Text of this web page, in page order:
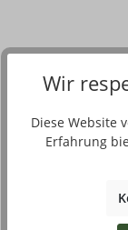
Der kleine
Mehr
Wir
Diese Website
Erfahrung